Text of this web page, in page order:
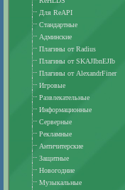
Для ReAPI
Стандартные
Админские
Плагины от Radius
Плагины от SKAJIbnEJIb
Плагины от AlexandrFiner
Игровые
Развлекательные
Информационные
Серверные
Рекламные
Античитерские
Защитные
Новогодние
Музыкальные